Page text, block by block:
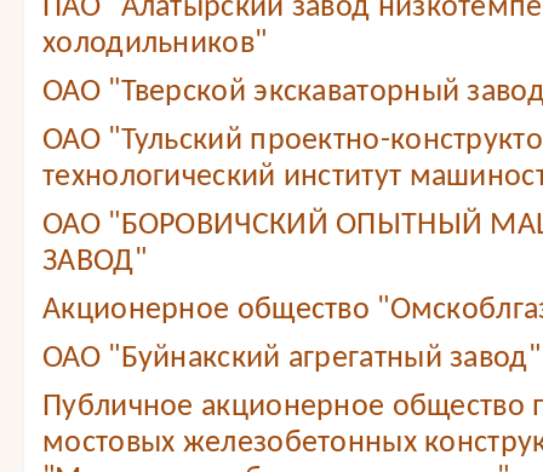
ПАО "Алатырский завод
холодильников"
ОАО "Тверской экскаваторный
ОАО "Тульский проектно-
технологический институт
ОАО "БОРОВИЧСКИЙ ОПЫТНЫЙ
ЗАВОД"
Акционерное общество
ОАО "Буйнакский агрегатный завод"
Публичное акционерное общество
мостовых железобетонных